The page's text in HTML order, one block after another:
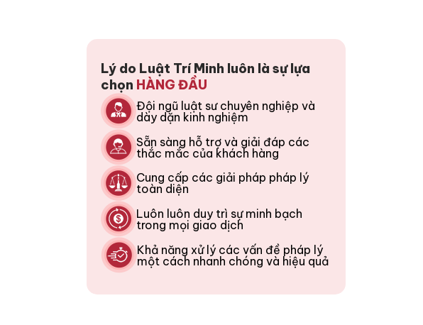
Lý do Luật Trí Minh luôn là sự lựa
chọn HÀNG ĐẦU
Đội ngũ luật sư chuyên nghiệp và
dày dặn kinh nghiệm
Sẵn sàng hỗ trợ và giải đáp các
thắc mắc của khách hàng
Cung cấp các giải pháp pháp lý
toàn diện
Luôn luôn duy trì sự minh bạch
trong mọi giao dịch
Khả năng xử lý các vấn đề pháp lý
một cách nhanh chóng và hiệu quả